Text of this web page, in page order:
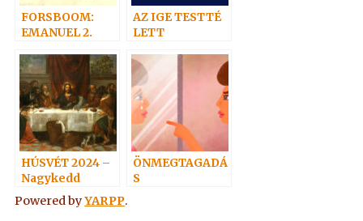
FORSBOOM:
EMANUEL 2.
AZ IGE TESTTÉ
LETT
HÚSVÉT 2024 –
Nagykedd
ÖNMEGTAGADÁ
S
Powered byYARPP.